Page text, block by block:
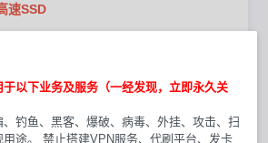
速SSD
住宅IP
国际优化路由
立即购买
下业务及服务（一经发现，立即永久关
鱼、黑客、爆破、病毒、外挂、攻击、扫
途。 禁止搭建VPN服务、代刷平台、发卡